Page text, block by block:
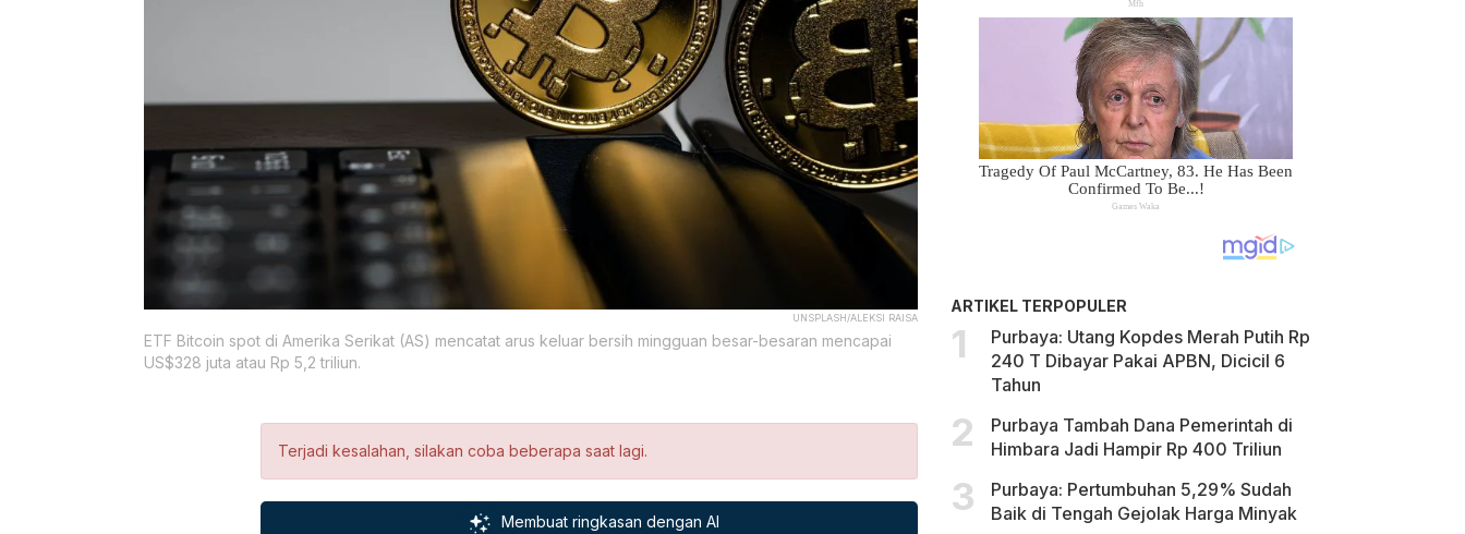
UNSPLASH/ALEKSI RAISA
ETF Bitcoin spot di Amerika Serikat (AS) mencatat arus keluar bersih mingguan besar-besaran mencapai
US$328 juta atau Rp 5,2 triliun.
Terjadi kesalahan, silakan coba beberapa saat lagi.
Membuat ringkasan dengan AI
ARTIKEL TERPOPULER
Purbaya: Utang Kopdes Merah Putih Rp
240 T Dibayar Pakai APBN, Dicicil 6
Tahun
Purbaya Tambah Dana Pemerintah di
Himbara Jadi Hampir Rp 400 Triliun
Purbaya: Pertumbuhan 5,29% Sudah
Baik di Tengah Gejolak Harga Minyak